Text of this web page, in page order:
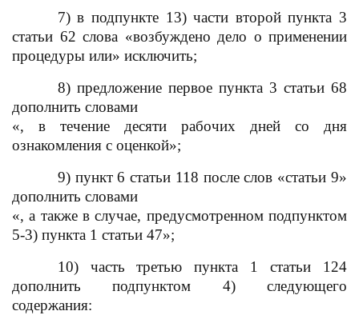
7) в подпункте 13) части второй пункта 3
статьи 62 слова «возбуждено дело о применении
процедуры или» исключить;
8) предложение первое пункта 3 статьи 68
дополнить словами
«, в течение десяти рабочих дней со дня
ознакомления с оценкой»;
9) пункт 6 статьи 118 после слов «статьи 9»
дополнить словами
«, а также в случае, предусмотренном подпунктом
5-3) пункта 1 статьи 47»;
10) часть третью пункта 1 статьи 124
дополнить подпунктом 4) следующего
содержания: